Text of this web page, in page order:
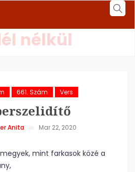
nélkül
661. Szám Vers
Anita Mar 22, 2020
mint farkasok közé a